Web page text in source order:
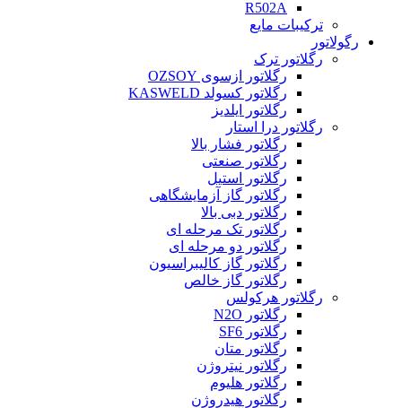
R502A
ترکیبات مایع
رگولاتور
رگلاتور ترک
رگلاتور ازسوی OZSOY
رگلاتور کسولد KASWELD
رگلاتور ایلدیز
رگلاتور درا استار
رگلاتور فشار بالا
رگلاتور صنعتی
رگلاتور استیل
رگلاتور گاز آزمایشگاهی
رگلاتور دبی بالا
رگلاتور تک مرحله ای
رگلاتور دو مرحله ای
رگلاتور گاز کالیبراسیون
رگلاتور گاز خالص
رگلاتور هرکولس
رگلاتور N2O
رگلاتور SF6
رگلاتور متان
رگلاتور نیتروژن
رگلاتور هلیوم
رگلاتور هیدروژن